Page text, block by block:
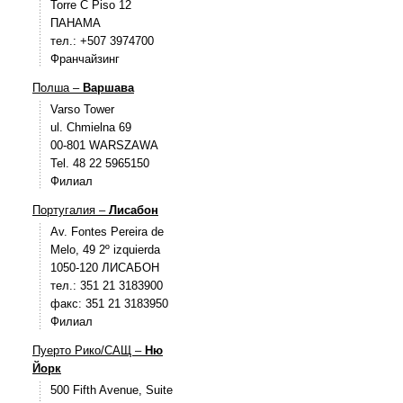
Torre C Piso 12
ПАНАМА
тел.: +507 3974700
Франчайзинг
Полша – Варшава
Varso Tower
ul. Chmielna 69
00-801 WARSZAWA
Tel. 48 22 5965150
Филиал
Португалия – Лисабон
Av. Fontes Pereira de
Melo, 49 2º izquierda
1050-120 ЛИСАБОН
тел.: 351 21 3183900
факс: 351 21 3183950
Филиал
Пуерто Рико/САЩ – Ню
Йорк
500 Fifth Avenue, Suite